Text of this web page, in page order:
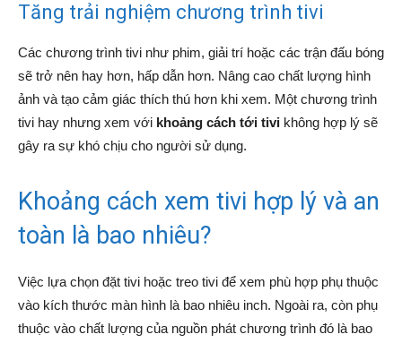
Tăng trải nghiệm chương trình tivi
Các chương trình tivi như phim, giải trí hoặc các trận đấu bóng
sẽ trở nên hay hơn, hấp dẫn hơn. Nâng cao chất lượng hình
ảnh và tạo cảm giác thích thú hơn khi xem. Một chương trình
tivi hay nhưng xem với khoảng cách tới tivi không hợp lý sẽ
gây ra sự khó chịu cho người sử dụng.
Khoảng cách xem tivi hợp lý và an
toàn là bao nhiêu?
Việc lựa chọn đặt tivi hoặc treo tivi để xem phù hợp phụ thuộc
vào kích thước màn hình là bao nhiêu inch. Ngoài ra, còn phụ
thuộc vào chất lượng của nguồn phát chương trình đó là bao